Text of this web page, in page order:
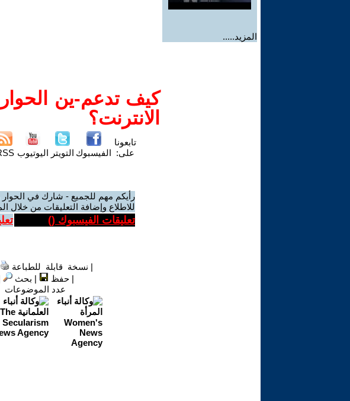
المزيد.....
كيف تدعم-ين الحوار
الانترنت؟
تابعونا
على: الفيسبوك التويتر اليوتيوب
رأيكم مهم للجميع - شارك في
للاطلاع وإضافة التعليقات من خلال
تعليقات الفيسبوك ()
| نسخة قابلة للطباعة
|حفظ | بحث
عدد الموضوعات